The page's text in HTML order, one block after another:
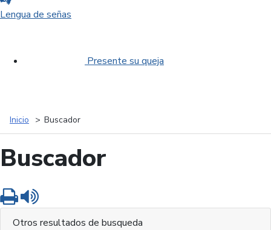
Lengua de señas
Presente su queja
Inicio Buscador
Buscador
Imprimir
Otros resultados de busqueda